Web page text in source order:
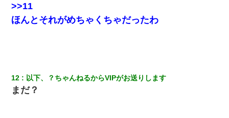
【悲報】姉と入浴中に大きくなってしまった結果ｗｗｗｗｗｗｗ
ｗ
男だけどリベンジポノレノの被害者になって未だに人生が立ち直
せない
>>11
ほんとそれがめちゃくちゃだったわ
12 以下、？ちゃんねるからVIPがお送りします
まだ？